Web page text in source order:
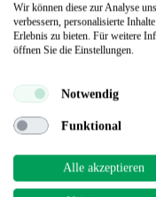
Terrassendielen
Wir können diese zur Analyse
verbessern, personalisierte
Erlebnis zu bieten. Für weitere
öffnen Sie die Einstellungen.
Notwendig
Funktional
Alle akzeptieren